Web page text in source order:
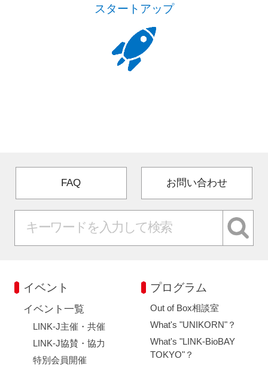
スタートアップ
FAQ お問い合わせ
イベント
イベント一覧
LINK-J主催・共催
LINK-J協賛・協力
特別会員開催
プログラム
Out of Box相談室
What's "UNIKORN"？
What's "LINK-BioBAY
TOKYO"？